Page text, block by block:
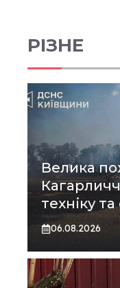
РІЗНЕ
Велика
техніку
06.08.2026